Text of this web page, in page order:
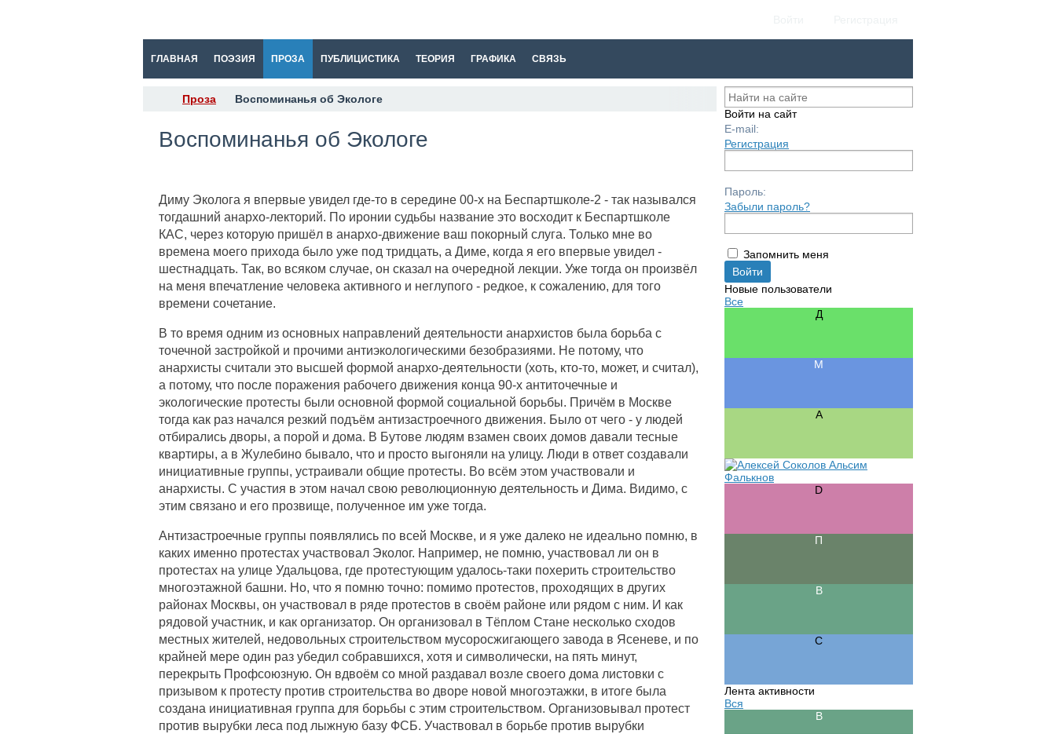
ГЛАВНАЯ ПОЭЗИЯ ПРОЗА ПУБЛИЦИСТИКА ТЕОРИЯ ГРАФИКА СВЯЗЬ
Проза Воспоминанья об Экологе
Воспоминанья об Экологе
Диму Эколога я впервые увидел где-то в середине 00-х на Беспартшколе-2 - так назывался
тогдашний анархо-лекторий. По иронии судьбы название это восходит к Беспартшколе
КАС, через которую пришёл в анархо-движение ваш покорный слуга. Только мне во
времена моего прихода было уже под тридцать, а Диме, когда я его впервые увидел -
шестнадцать. Так, во всяком случае, он сказал на очередной лекции. Уже тогда он произвёл
на меня впечатление человека активного и неглупого - редкое, к сожалению, для того
времени сочетание.
В то время одним из основных направлений деятельности анархистов была борьба с
точечной застройкой и прочими антиэкологическими безобразиями. Не потому, что
анархисты считали это высшей формой анархо-деятельности (хоть, кто-то, может, и считал),
а потому, что после поражения рабочего движения конца 90-х антиточечные и
экологические протесты были основной формой социальной борьбы. Причём в Москве
тогда как раз начался резкий подъём антизастроечного движения. Было от чего - у людей
отбирались дворы, а порой и дома. В Бутове людям взамен своих домов давали тесные
квартиры, а в Жулебино бывало, что и просто выгоняли на улицу. Люди в ответ создавали
инициативные группы, устраивали общие протесты. Во всём этом участвовали и
анархисты. С участия в этом начал свою революционную деятельность и Дима. Видимо, с
этим связано и его прозвище, полученное им уже тогда.
Антизастроечные группы появлялись по всей Москве, и я уже далеко не идеально помню, в
каких именно протестах участвовал Эколог. Например, не помню, участвовал ли он в
протестах на улице Удальцова, где протестующим удалось-таки похерить строительство
многоэтажной башни. Но, что я помню точно: помимо протестов, проходящих в других
районах Москвы, он участвовал в ряде протестов в своём районе или рядом с ним. И как
рядовой участник, и как организатор. Он организовал в Тёплом Стане несколько сходов
местных жителей, недовольных строительством мусоросжигающего завода в Ясеневе, и по
крайней мере один раз убедил собравшихся, хотя и символически, на пять минут,
перекрыть Профсоюзную. Он вдвоём со мной раздавал возле своего дома листовки с
призывом к протесту против строительства во дворе новой многоэтажки, в итоге была
создана инициативная группа для борьбы с этим строительством. Организовывал протест
против вырубки леса под лыжную базу ФСБ. Участвовал в борьбе против вырубки
Войти на сайт
E-mail:
Регистрация
Пароль:
Забыли пароль?
Запомнить меня
Новые пользователи
Все
Лента активности
Вся